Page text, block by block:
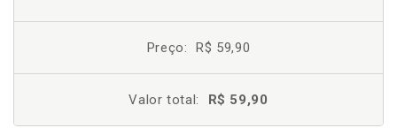
Preço: R$ 59,90
Valor total: R$ 59,90